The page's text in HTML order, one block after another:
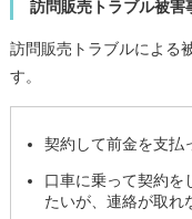
訪問販売トラブル被害
訪問販売トラブルによる
す。
契約して前金を支払
口車に乗って契約を
たいが、連絡が取れ